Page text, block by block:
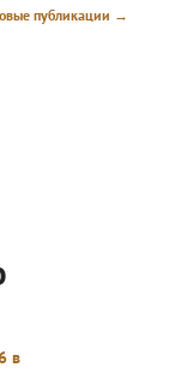
публикации →
в